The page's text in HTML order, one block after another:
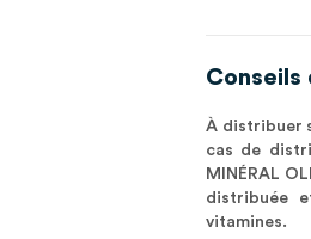
À distribuer
cas de
MINÉRAL
distribuée
vitamines.